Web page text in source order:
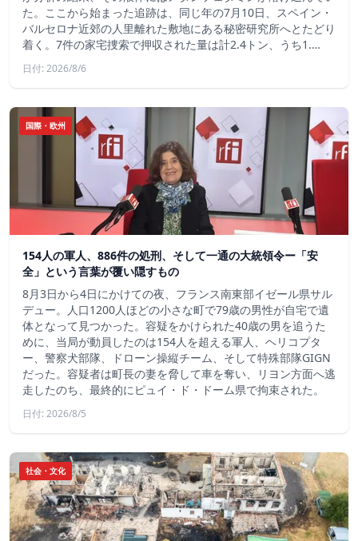
た。ここから始まった追跡は、同じ年の7月10日、スペイン・
バルセロナ近郊の人里離れた敷地にある秘密研究所へとたどり
着く。7件の家宅捜索で押収された量は計2.4トン、うち1.…
日付: 2026/8/6
国際・欧州
154人の軍人、886件の処刑、そして一通の大統領令ー「安
全」という言葉が覆い隠すもの
8月3日から4日にかけての夜、フランス南東部イゼール県サル
デュー。人口1200人ほどの小さな町で79歳の男性が自宅で遺
体となって見つかった。容疑をかけられた40歳の男を追うた
めに、当局が動員したのは154人を超える軍人、ヘリコプタ
ー、警察犬部隊、ドローン操縦チーム、そして特殊部隊GIGN
だった。容疑者は町長の妻を脅して車を奪い、リヨン方面へ逃
走したのち、最終的にピュイ・ド・ドーム県で拘束された。
日付: 2026/8/5
社会・文化